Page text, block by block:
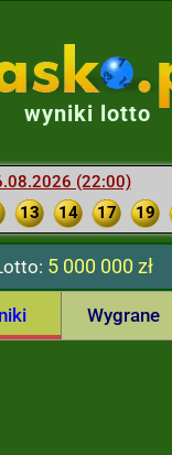
wyniki lotto
(22:00)
13 14 17 19
5 000 000 zł
Wygrane